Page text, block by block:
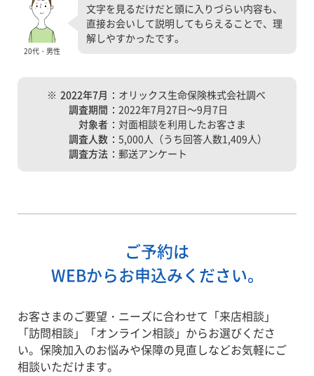
文字を見るだけだと頭に入りづらい内容も、
直接お会いして説明してもらえることで、理
解しやすかったです。
20代・男性
※ 2022年7月
オリックス生命保険株式会社調べ
調査期間
2022年7月27日～9月7日
対象者
対面相談を利用したお客さま
調査人数
5,000人（うち回答人数1,409人）
調査方法
郵送アンケート
ご予約は
WEBからお申込みください。
お客さまのご要望・ニーズに合わせて「来店相談」
「訪問相談」「オンライン相談」からお選びくださ
い。保険加入のお悩みや保障の見直しなどお気軽にご
相談いただけます。